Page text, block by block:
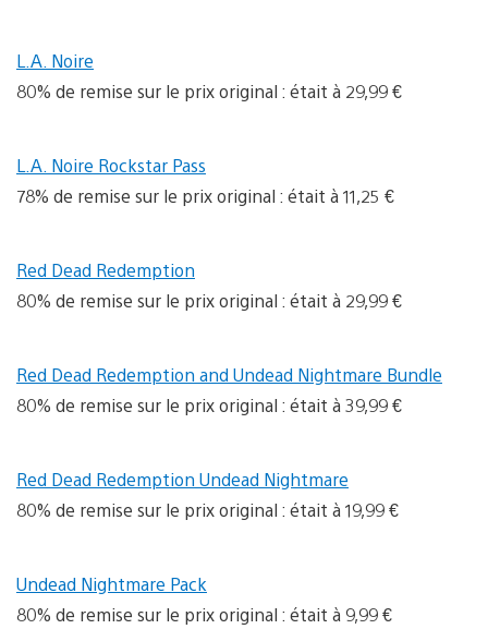
L.A. Noire
80% de remise sur le prix original : était à 29,99 €
L.A. Noire Rockstar Pass
78% de remise sur le prix original : était à 11,25 €
Red Dead Redemption
80% de remise sur le prix original : était à 29,99 €
Red Dead Redemption and Undead Nightmare Bundle
80% de remise sur le prix original : était à 39,99 €
Red Dead Redemption Undead Nightmare
80% de remise sur le prix original : était à 19,99 €
Undead Nightmare Pack
80% de remise sur le prix original : était à 9,99 €